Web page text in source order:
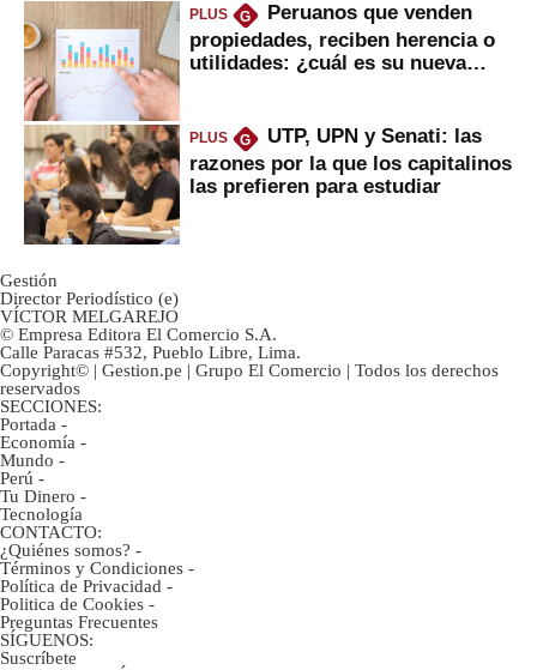
PLUS G
Peruanos que venden
propiedades, reciben herencia o
utilidades: ¿cuál es su nueva
PLUS G
UTP, UPN y Senati: las
razones por la que los capitalinos
las prefieren para estudiar
Gestión
Director Periodístico (e)
VÍCTOR MELGAREJO
© Empresa Editora El Comercio S.A.
Calle Paracas #532, Pueblo Libre, Lima.
Copyright© | Gestion.pe | Grupo El Comercio | Todos los derechos
reservados
SECCIONES:
Portada -
Economía -
Mundo -
Perú -
Tu Dinero -
Tecnología
CONTACTO:
¿Quiénes somos? -
Términos y Condiciones -
Política de Privacidad -
Politica de Cookies -
Preguntas Frecuentes
SÍGUENOS:
Suscríbete